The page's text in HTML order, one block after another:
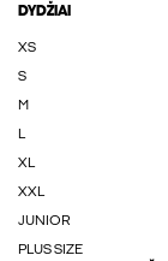
DYDŽIAI
XS
S
M
L
XL
XXL
JUNIOR
PLUS SIZE